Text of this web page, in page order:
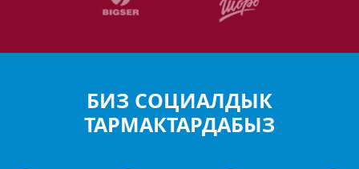
БИЗ СОЦИАЛДЫК
ТАРМАКТАРДАБЫЗ